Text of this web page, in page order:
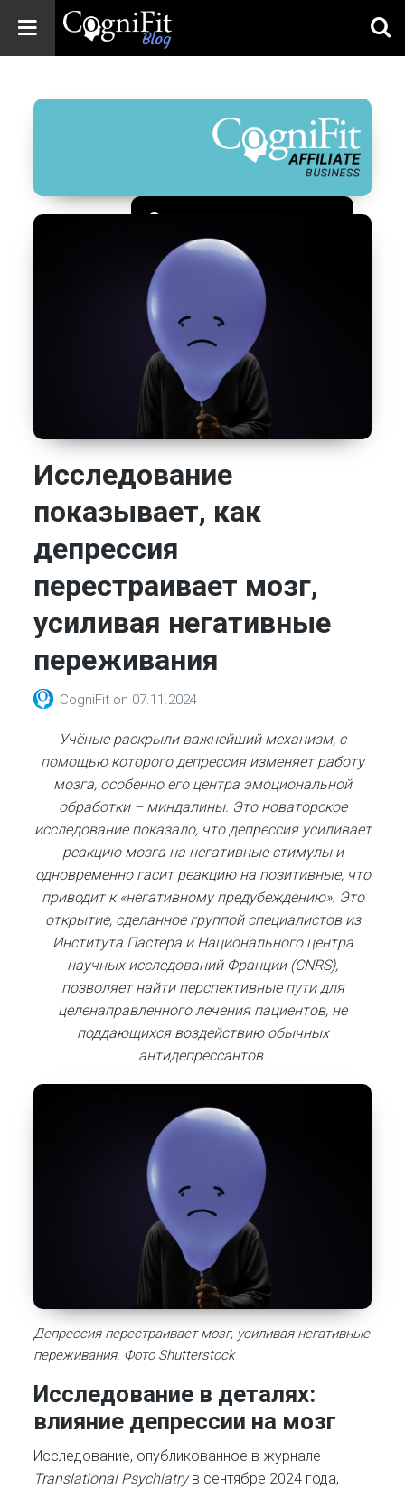
Blog: Brain
Wellness
Зарегистрироваться
Исследование
показывает, как
депрессия
перестраивает мозг,
усиливая негативные
переживания
CogniFit on 07.11.2024
Учёные раскрыли важнейший механизм, с
помощью которого депрессия изменяет работу
мозга, особенно его центра эмоциональной
обработки – миндалины. Это новаторское
исследование показало, что депрессия усиливает
реакцию мозга на негативные стимулы и
одновременно гасит реакцию на позитивные, что
приводит к «негативному предубеждению». Это
открытие, сделанное группой специалистов из
Института Пастера и Национального центра
научных исследований Франции (CNRS),
позволяет найти перспективные пути для
целенаправленного лечения пациентов, не
поддающихся воздействию обычных
антидепрессантов.
Депрессия перестраивает мозг, усиливая негативные
переживания. Фото Shutterstock
Исследование в деталях:
влияние депрессии на мозг
Исследование, опубликованное в журнале
Translational Psychiatryв сентябре 2024 года,